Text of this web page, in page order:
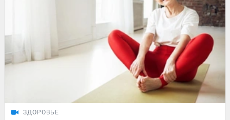
ЗДОРОВЬЕ